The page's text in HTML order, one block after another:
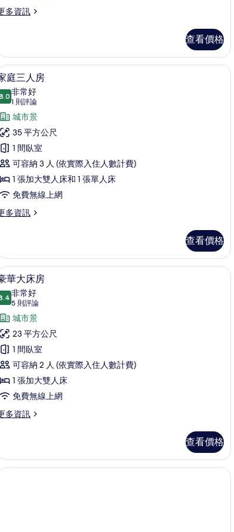
多資訊
床
的
查看價格
工作空間、熨斗/熨衣板
庭
三
人
房
的
所
家庭三人房 | 客房內保險箱、書桌
12
庭三人房
8.0 分，滿分 10 分
非常好
1 則評論
(1
則
評
論)
城市景
35 平方公尺
1 間臥室
可容納 3 人 (依實際入住人數計費)
1 張加大雙人床和 1 張單人床
免費無線上網
多資訊
人
查看價格
工作空間、熨斗/熨衣板
華
大
床
房
的
所
豪華大床房 | 客房內保險箱、書桌
5
華大床房
8.4 分，滿分 10 分
非常好
5 則評論
(5
則
評
論)
城市景
23 平方公尺
1 間臥室
可容納 2 人 (依實際入住人數計費)
1 張加大雙人床
免費無線上網
多資訊
床
查看價格